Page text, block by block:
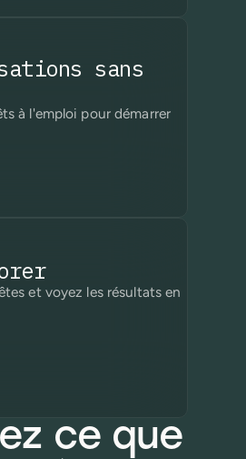
sans
à l'emploi pour démarrer
et voyez les résultats en
ce que